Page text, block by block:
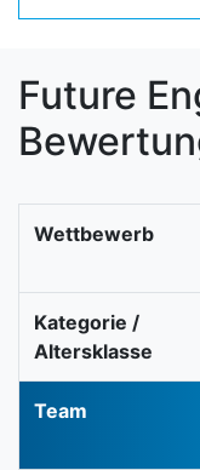
Future
Wettbewerb
Kategorie /
Altersklasse
Team